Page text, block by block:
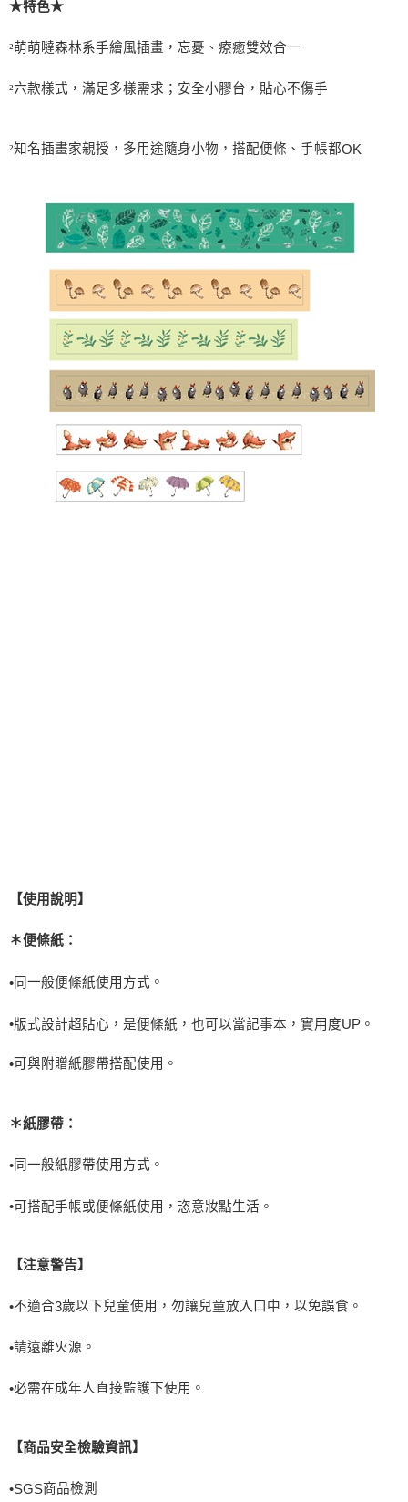
★特色★
²萌萌噠森林系手繪風插畫，忘憂、療癒雙效合一
²六款樣式，滿足多樣需求；安全小膠台，貼心不傷手
²知名插畫家親授，多用途隨身小物，搭配便條、手帳都OK
【使用說明】
＊便條紙：
•同一般便條紙使用方式。
•版式設計超貼心，是便條紙，也可以當記事本，實用度UP 。
•可與附贈紙膠帶搭配使用。
＊紙膠帶：
•同一般紙膠帶使用方式。
•可搭配手帳或便條紙使用，恣意妝點生活。
【注意警告】
•不適合3歲以下兒童使用，勿讓兒童放入口中，以免誤食。
•請遠離火源。
•必需在成年人直接監護下使用。
【商品安全檢驗資訊】
•SGS商品檢測